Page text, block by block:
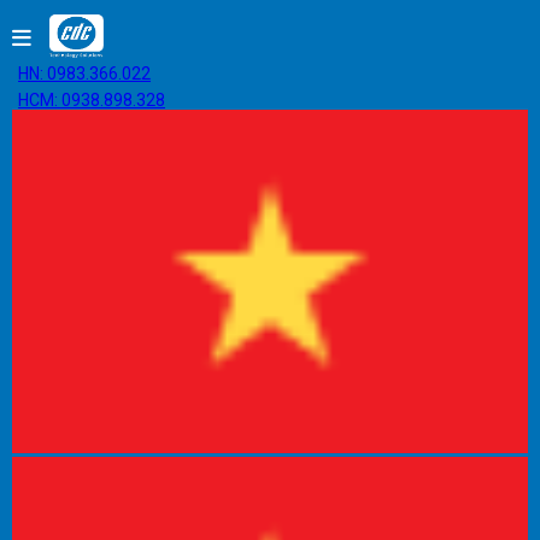
HN: 0983.366.022
HCM: 0938.898.328